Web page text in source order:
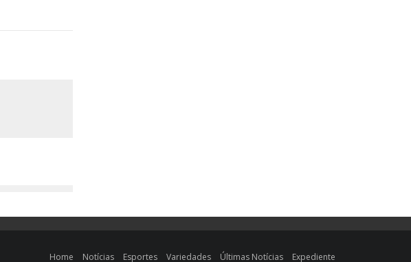
Home Notícias Esportes Variedades Últimas Notícias Expediente